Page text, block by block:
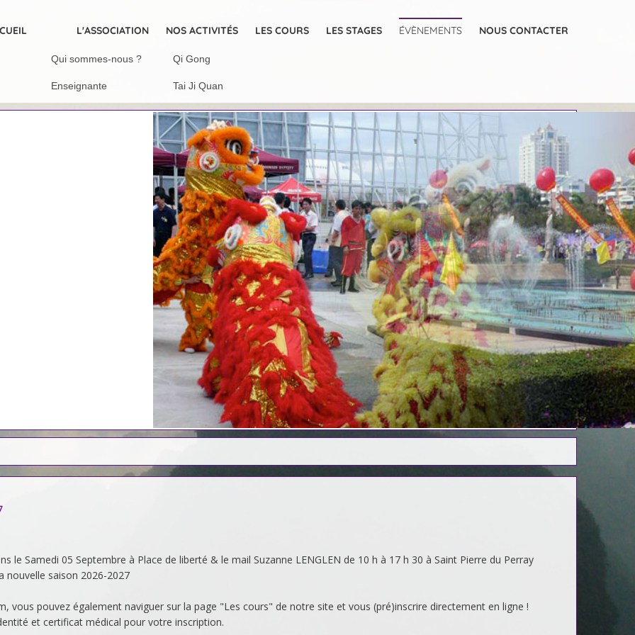
L'ASSOCIATION
Qui sommes-nous ?
Enseignante
NOS ACTIVITÉS
Qi Gong
Tai Ji Quan
LES COURS LES STAGES ÉVÈNEMENTS NOUS CONTACTER
le Samedi 05 Septembre à Place de liberté & le mail Suzanne LENGLEN de 10 h à 17 h 30 à Saint Pierre du Perray
nouvelle saison 2026-2027
vous pouvez également naviguer sur la page "Les cours" de notre site et vous (pré)inscrire directement en ligne !
et certificat médical pour votre inscription.